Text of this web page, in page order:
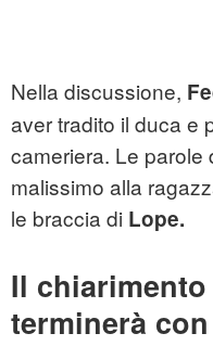
Nella discussione,
aver tradito il duca e
cameriera. Le parole
malissimo alla
le braccia di Lope.
Il
terminerà